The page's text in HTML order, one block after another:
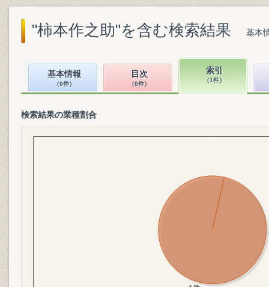
"柿本作之助"を含む検索結果 基本
基本情報
（0件）
目次
（0件）
索引
（1件）
検索結果の業種割合